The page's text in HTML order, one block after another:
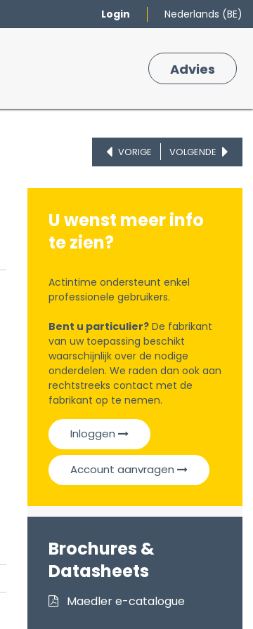
Login Nederlands (BE)
Adv​ies
VORIGE VOLGENDE
U wenst meer info
te zien?
Actintime ondersteunt enkel
professionele gebruikers.
Bent u particulier? De fabrikant
van uw toepassing beschikt
waarschijnlijk over de nodige
onderdelen. We raden dan ook aan
rechtstreeks contact met de
fabrikant op te nemen.
Inloggen
Account aanvragen
Brochures &
Datasheets
Maedler e-catalogue